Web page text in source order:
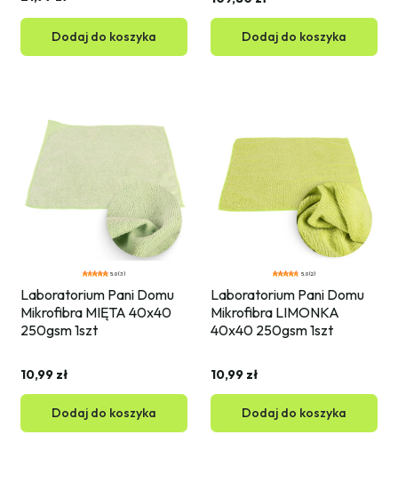
Dodaj do koszyka Dodaj do koszyka
5.0 (3)
Laboratorium Pani Domu
Mikrofibra MIĘTA 40x40
250gsm 1szt
10,99 zł
Dodaj do koszyka
5.0 (2)
Laboratorium Pani Domu
Mikrofibra LIMONKA
40x40 250gsm 1szt
10,99 zł
Dodaj do koszyka